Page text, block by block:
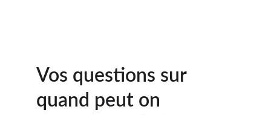
Vos questions sur
quand peut on